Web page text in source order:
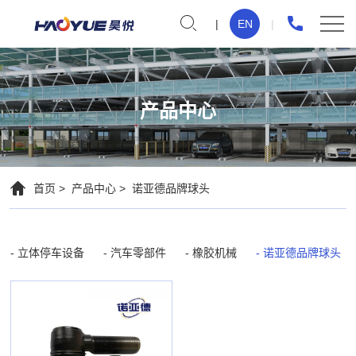
EN
德
品
牌
球
头
产品中心
首页 产品中心 诺亚德品牌球头
立体停车设备 汽车零部件 橡胶机械 诺亚德品牌球头